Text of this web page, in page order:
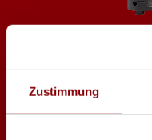
Zustimmung
High